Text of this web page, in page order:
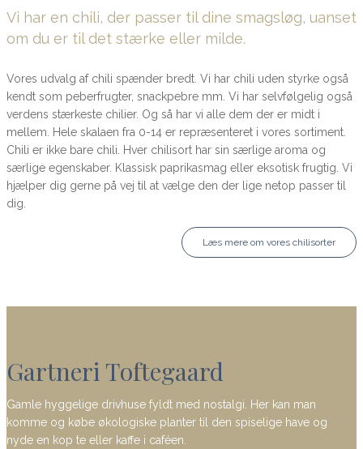
Vi har en chili, der passer til dine smagsløg, uanset
om du er til det stærke eller milde.
Vores udvalg af chili spænder bredt. Vi har chili uden styrke også
kendt som peberfrugter, snackpebre mm. Vi har selvfølgelig også
verdens stærkeste chilier. Og så har vi alle dem der er midt i
mellem. Hele skalaen fra 0-14 er repræsenteret i vores sortiment.
Chili er ikke bare chili. Hver chilisort har sin særlige aroma og
særlige egenskaber. Klassisk paprikasmag eller eksotisk frugtig. Vi
hjælper dig gerne på vej til at vælge den der lige netop passer til
dig.
Læs mere om vores chilisorter
Gartneri Toftegaard
Gamle hyggelige drivhuse fyldt med nostalgi. Her kan man
komme og købe økologiske planter til den spiselige have og
nyde en kop te eller kaffe i caféen.